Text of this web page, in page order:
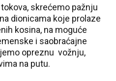
skrećemo pažnju
dionicama koje prolaze
kosina, na moguće
i saobraćajne
opreznu vožnju,
na putu.